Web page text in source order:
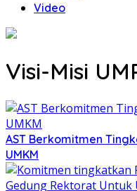
Video
Visi-Misi
AST Berkomitmen
UMKM